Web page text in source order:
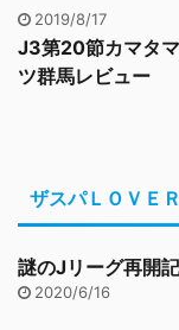
2019/8/17
J3第20節カマタ
ツ群馬レビュー
ザスパＬＯＶＥ
謎のJリーグ再開
2020/6/16